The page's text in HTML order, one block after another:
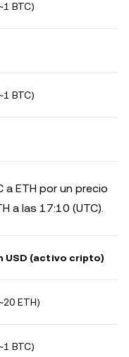
BTC)
BTC)
a ETH por un precio
a las 17:10 (UTC).
USD (activo cripto)
ETH)
BTC)